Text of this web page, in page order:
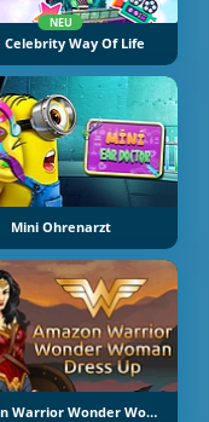
NEU
Celebrity Way Of Life
Mini Ohrenarzt
Amazon Warrior Wonder Woman Dress Up